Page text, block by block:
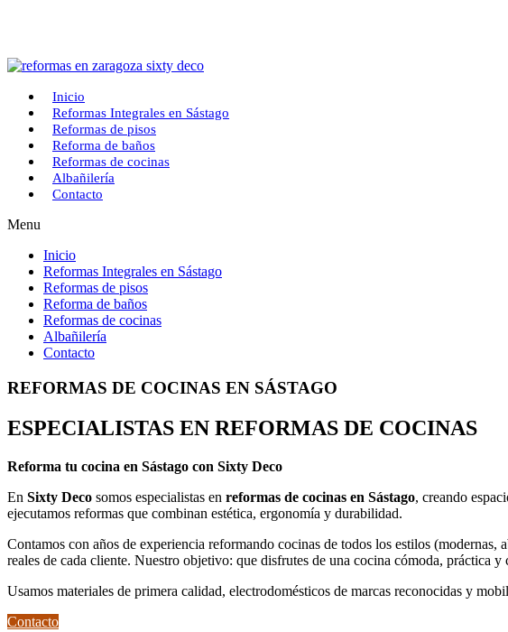
Inicio
Reformas Integrales en Sástago
Reformas de pisos
Reforma de baños
Reformas de cocinas
Albañilería
Contacto
Menu
Inicio
Reformas Integrales en Sástago
Reformas de pisos
Reforma de baños
Reformas de cocinas
Albañilería
Contacto
REFORMAS DE COCINAS EN SÁSTAGO
ESPECIALISTAS EN REFORMAS DE COCINAS
Reforma tu cocina en Sástago con Sixty Deco
En Sixty Deco somos especialistas en reformas de cocinas en Sástago, creando
ejecutamos reformas que combinan estética, ergonomía y durabilidad.
Contamos con años de experiencia reformando cocinas de todos los estilos
reales de cada cliente. Nuestro objetivo: que disfrutes de una cocina cómoda, práctica y
Usamos materiales de primera calidad, electrodomésticos de marcas reconocidas y
Contacto